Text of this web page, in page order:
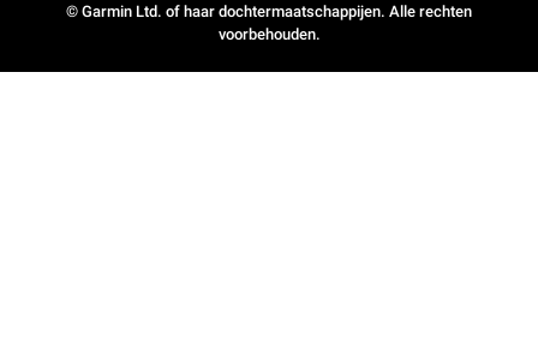
© Garmin Ltd. of haar dochtermaatschappijen. Alle rechten
voorbehouden.